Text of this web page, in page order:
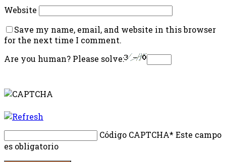
Website
Save my name, email, and website in this browser
for the next time I comment.
Are you human? Please solve:
Código CAPTCHA* Este campo
es obligatorio